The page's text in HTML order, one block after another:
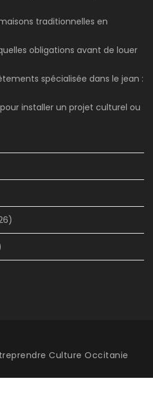
traditionnelles en
obligations avant de louer
spécialisée dans le jean :
installer un projet culturel ou
Culture Occitanie